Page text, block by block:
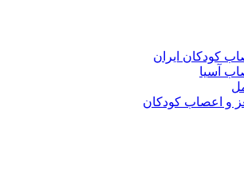
کودکان ایران
آسیا
و اعصاب کودکان